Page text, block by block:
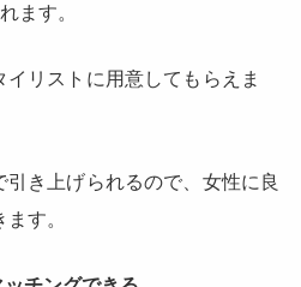
ます。
リストに用意してもらえま
き上げられるので、女性に良
す。